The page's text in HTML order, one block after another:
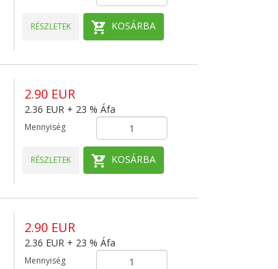
RÉSZLETEK KOSÁRBA
2.90 EUR
2.36 EUR + 23 % Áfa
Mennyiség
RÉSZLETEK KOSÁRBA
2.90 EUR
2.36 EUR + 23 % Áfa
Mennyiség